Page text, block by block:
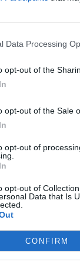
Data Processing
opt-out of the
opt-out of the Sale
opt-out of
opt-out of
Data that Is
CONFIRM
биро
беа
Алта.
подземни
ќе биде
на Нов
Ќе
Пред
нови музеј